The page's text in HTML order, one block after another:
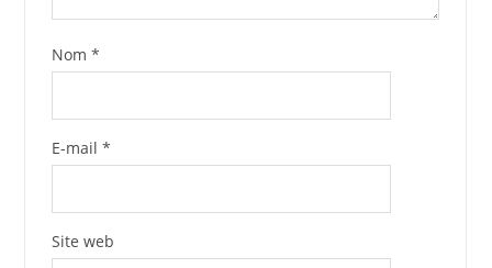
Nom *
E-mail *
Site web